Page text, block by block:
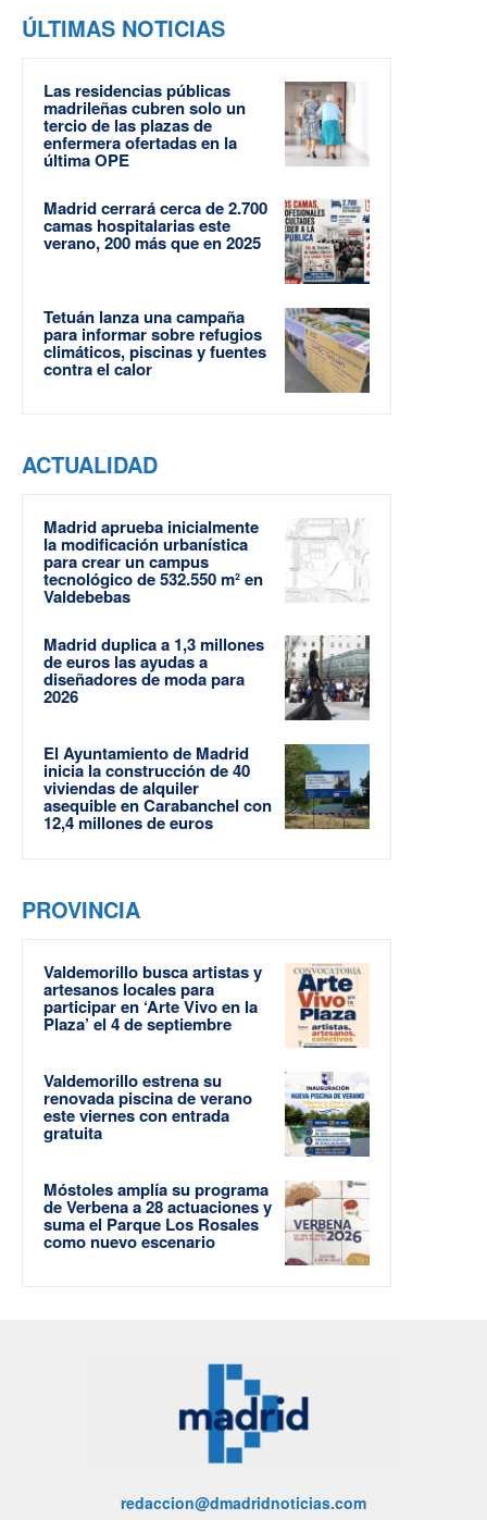
ÚLTIMAS NOTICIAS
Las residencias públicas
madrileñas cubren solo un
tercio de las plazas de
enfermera ofertadas en la
última OPE
Madrid cerrará cerca de 2.700
camas hospitalarias este
verano, 200 más que en 2025
Tetuán lanza una campaña
para informar sobre refugios
climáticos, piscinas y fuentes
contra el calor
ACTUALIDAD
Madrid aprueba inicialmente
la modificación urbanística
para crear un campus
tecnológico de 532.550 m² en
Valdebebas
Madrid duplica a 1,3 millones
de euros las ayudas a
diseñadores de moda para
2026
El Ayuntamiento de Madrid
inicia la construcción de 40
viviendas de alquiler
asequible en Carabanchel con
12,4 millones de euros
PROVINCIA
Valdemorillo busca artistas y
artesanos locales para
participar en ‘Arte Vivo en la
Plaza’ el 4 de septiembre
Valdemorillo estrena su
renovada piscina de verano
este viernes con entrada
gratuita
Móstoles amplía su programa
de Verbena a 28 actuaciones y
suma el Parque Los Rosales
como nuevo escenario
redaccion@dmadridnoticias.com